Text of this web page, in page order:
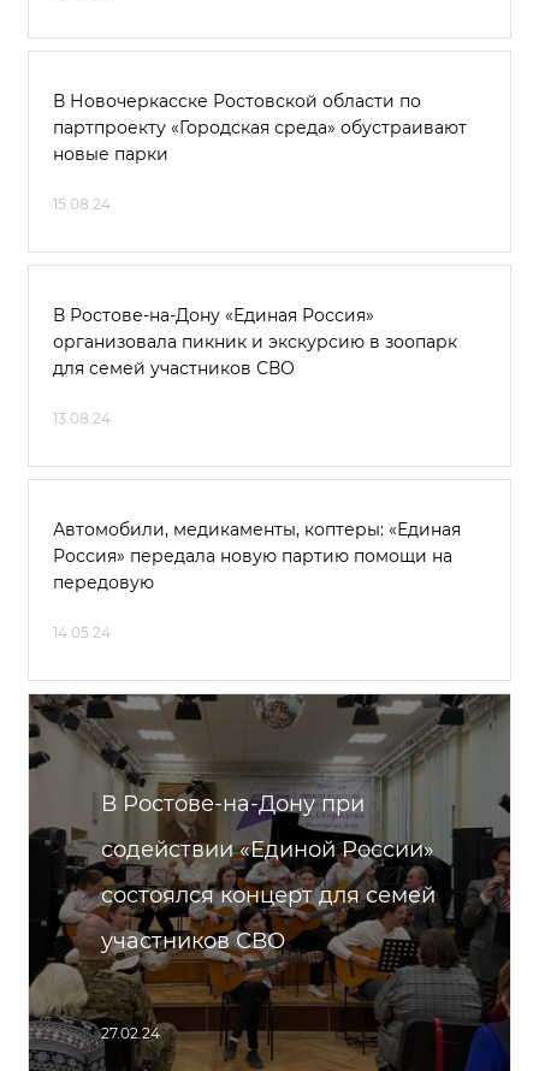
В Новочеркасске Ростовской области по
партпроекту «Городская среда» обустраивают
новые парки
15.08.24
В Ростове-на-Дону «Единая Россия»
организовала пикник и экскурсию в зоопарк
для семей участников СВО
13.08.24
Автомобили, медикаменты, коптеры: «Единая
Россия» передала новую партию помощи на
передовую
14.05.24
В Ростове-на-Дону при
содействии «Единой России»
состоялся концерт для семей
участников СВО
27.02.24